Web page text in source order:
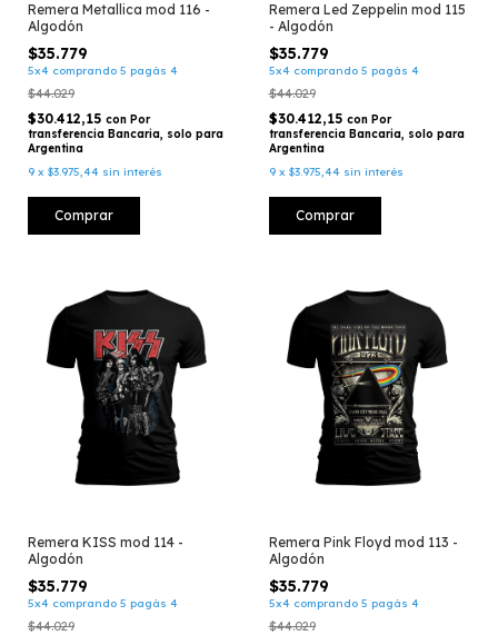
Remera Metallica mod 116 -
Algodón
$35.779
5x4 comprando 5 pagás 4
$44.029
$30.412,15 con Por
transferencia Bancaria, solo para
Argentina
9 x $3.975,44 sin interés
Comprar
Remera Led Zeppelin mod 115
- Algodón
$35.779
5x4 comprando 5 pagás 4
$44.029
$30.412,15 con Por
transferencia Bancaria, solo para
Argentina
9 x $3.975,44 sin interés
Comprar
Remera KISS mod 114 -
Algodón
$35.779
5x4 comprando 5 pagás 4
$44.029
Remera Pink Floyd mod 113 -
Algodón
$35.779
5x4 comprando 5 pagás 4
$44.029